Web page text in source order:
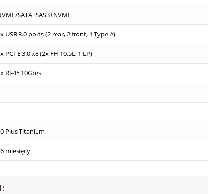
SATA+SAS3+NVME
USB 3.0 ports (2 rear, 2 front, 1 Type A)
PCI-E 3.0 x8 (2x FH 10,5L; 1 LP)
RJ-45 10Gb/s
Plus Titanium
miesięcy